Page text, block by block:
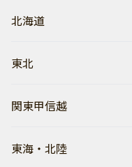
北海道
東北
関東甲信越
東海・北陸